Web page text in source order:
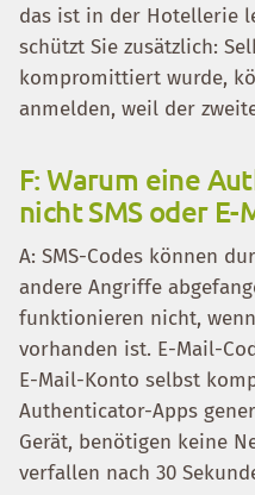
das ist in der Hotellerie
schützt Sie zusätzlich:
kompromittiert wurde,
anmelden, weil der
F: Warum eine
nicht SMS oder E-
A: SMS-Codes können
andere Angriffe
funktionieren nicht,
vorhanden ist. E-Mail-
E-Mail-Konto selbst
Authenticator-Apps
Gerät, benötigen keine
verfallen nach 30